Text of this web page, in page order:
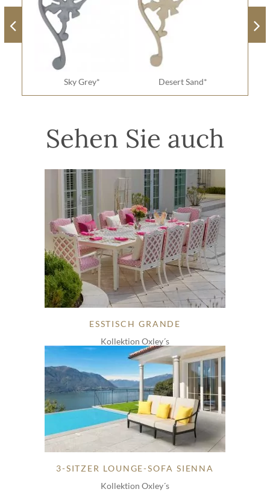
Sky Grey* Desert Sand*
Sehen Sie auch
ESSTISCH GRANDE
Kollektion Oxley´s
3-SITZER LOUNGE-SOFA SIENNA
Kollektion Oxley´s